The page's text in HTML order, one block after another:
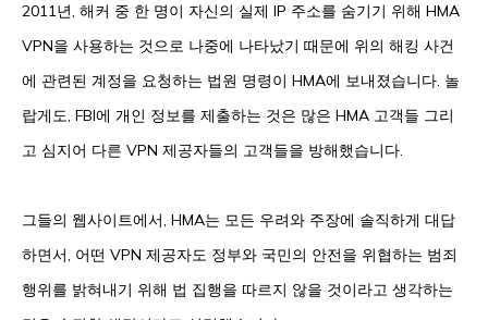
2011년, 해커 중 한 명이 자신의 실제 IP 주소를 숨기기 위해 HMA
VPN을 사용하는 것으로 나중에 나타났기 때문에 위의 해킹 사건
에 관련된 계정을 요청하는 법원 명령이 HMA에 보내졌습니다. 놀
랍게도, FBI에 개인 정보를 제출하는 것은 많은 HMA 고객들 그리
고 심지어 다른 VPN 제공자들의 고객들을 방해했습니다.
그들의 웹사이트에서, HMA는 모든 우려와 주장에 솔직하게 대답
하면서, 어떤 VPN 제공자도 정부와 국민의 안전을 위협하는 범죄
행위를 밝혀내기 위해 법 집행을 따르지 않을 것이라고 생각하는